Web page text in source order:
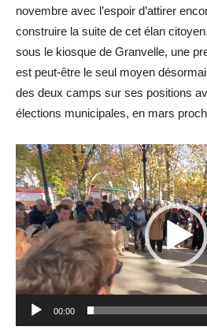
novembre avec l’espoir d’attirer
construire la suite de cet élan
sous le kiosque de Granvelle, une
est peut-être le seul moyen
des deux camps sur ses positions
élections municipales, en mars
Lecteur
vidéo
00:00